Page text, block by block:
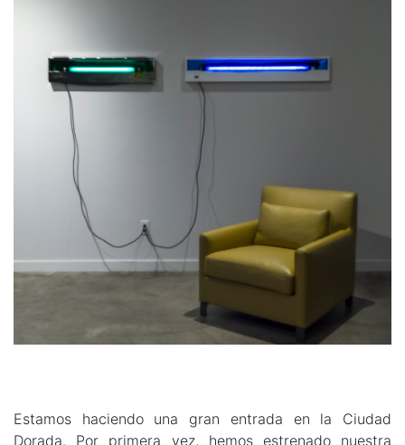
Estamos haciendo una gran entrada en la Ciudad
Dorada. Por primera vez, hemos estrenado nuestra